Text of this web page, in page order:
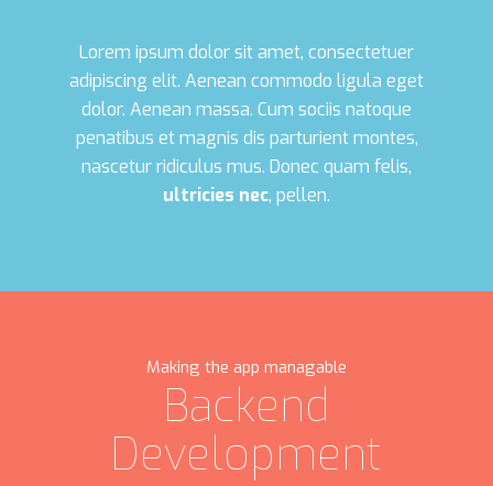
Lorem ipsum dolor sit amet, consectetuer
adipiscing elit. Aenean commodo ligula eget
dolor. Aenean massa. Cum sociis natoque
penatibus et magnis dis parturient montes,
nascetur ridiculus mus. Donec quam felis,
ultricies nec, pellen.
Making the app managable
Backend
Development